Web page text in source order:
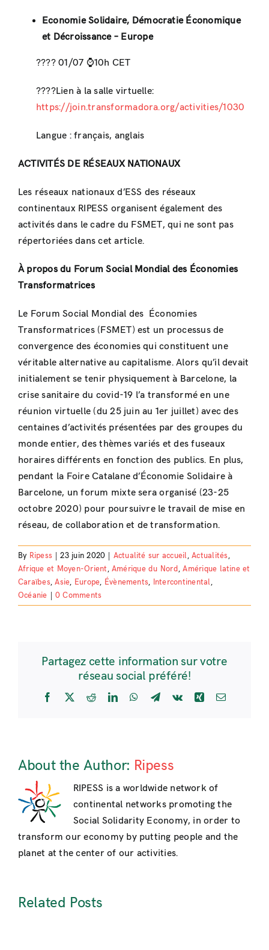
Economie Solidaire, Démocratie Économique
et Décroissance – Europe
???? 01/07 ⌚️10h CET
????Lien à la salle virtuelle:
https://join.transformadora.org/activities/1030
Langue : français, anglais
ACTIVITÉS DE RÉSEAUX NATIONAUX
Les réseaux nationaux d’ESS des réseaux
continentaux RIPESS organisent également des
activités dans le cadre du FSMET, qui ne sont pas
répertoriées dans cet article.
À propos du Forum Social Mondial des Économies
Transformatrices
Le Forum Social Mondial des Économies
Transformatrices (FSMET) est un processus de
convergence des économies qui constituent une
véritable alternative au capitalisme. Alors qu’il devait
initialement se tenir physiquement à Barcelone, la
crise sanitaire du covid-19 l’a transformé en une
réunion virtuelle (du 25 juin au 1er juillet) avec des
centaines d’activités présentées par des groupes du
monde entier, des thèmes variés et des fuseaux
horaires différents en fonction des publics. En plus,
pendant la Foire Catalane d’Économie Solidaire à
Barcelone, un forum mixte sera organisé (23-25
octobre 2020) pour poursuivre le travail de mise en
réseau, de collaboration et de transformation.
By Ripess 23 juin 2020 Actualité sur accueil,Actualités,
Afrique et Moyen-Orient,Amérique du Nord,Amérique latine et
Caraïbes,Asie, Europe, Évènements, Intercontinental,
Océanie
0 Comments
Partagez cette information sur votre
réseau social préféré!
Facebook
X RedditLinkedInWhatsApp
Telegram
Vk Xing Email
About the Author: Ripess
RIPESS is a worldwide network of
continental networks promoting the
Social Solidarity Economy, in order to
transform our economy by putting people and the
planet at the center of our activities.
Related Posts